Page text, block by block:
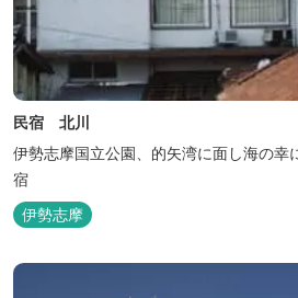
民宿 北川
伊勢志摩国立公園、的矢湾に面し海の幸
宿
伊勢志摩